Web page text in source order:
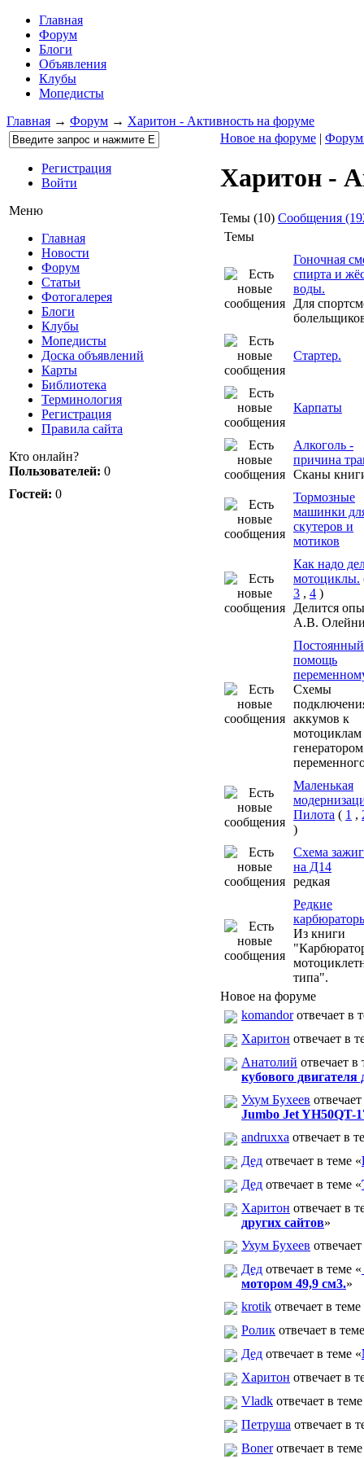
Главная
Форум
Блоги
Объявления
Клубы
Мопедисты
Главная → Форум → Харитон - Активность на форуме
Регистрация
Войти
Меню
Главная
Новости
Форум
Статьи
Фотогалерея
Блоги
Клубы
Мопедисты
Доска объявлений
Карты
Библиотека
Терминология
Регистрация
Правила сайта
Кто онлайн?
Пользователей: 0
Гостей: 0
Новое на форуме |
Харитон -
Темы (10) Сообщения
Темы
Гоночная
спирта и
воды.
Для
Стартер.
Карпаты
Алкоголь -
причина
Сканы
Тормозные
машинки
скутеров и
мотиков
Как надо
мотоциклы.
3 , 4 )
Делится
А.В.
помощь
Схемы
аккумов к
мотоциклам
генератором
Маленькая
Пилота ( 1 ,
)
Схема
на Д14
редкая
Редкие
Из книги
типа".
Новое на форуме
komandorотвечает в
Харитон отвечает в
Анатолий отвечает в
кубового двигателя
Ухум Бухеев
Jumbo Jet YH50QT-
andruxxa отвечает в
Дед отвечает в теме «
Дед отвечает в теме «
Харитон отвечает в
других сайтов»
Ухум Бухеев
Дед отвечает в теме «
мотором 49,9 см3.»
krotik отвечает в теме
Ролик отвечает в
Дед отвечает в теме «
Харитон отвечает в
Vladk отвечает в
Петруша отвечает в
Bonerотвечает в